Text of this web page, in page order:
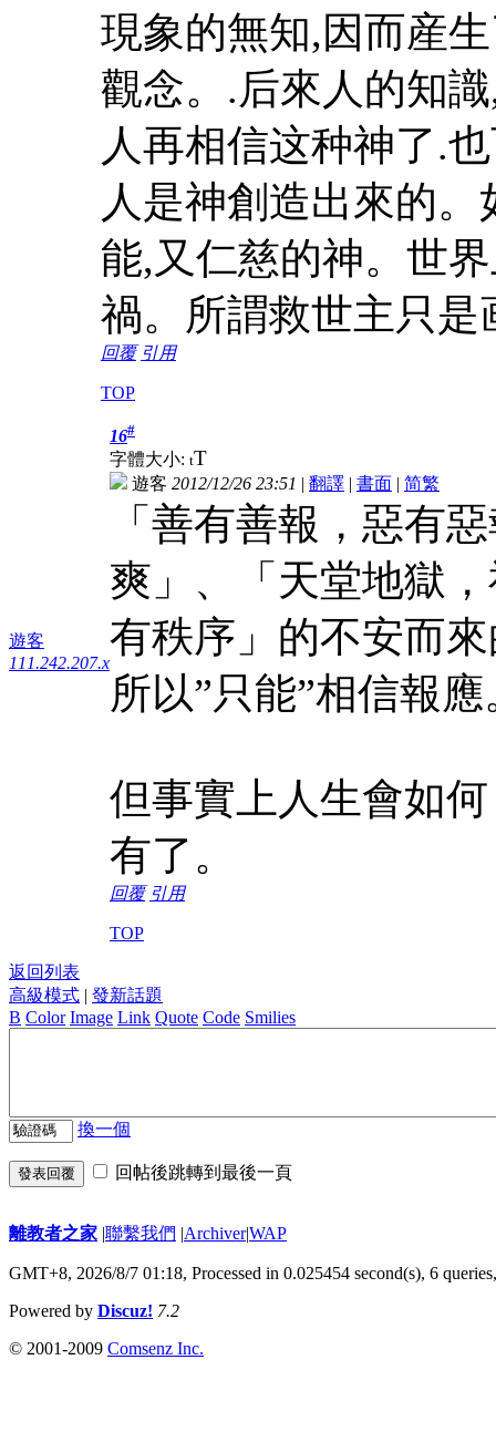
現象的無知,因而産
觀念。.后來人的知
人再相信这种神了.
人是神創造出來的
能,又仁慈的神。世
禍。所謂救世主只
回覆 引用
TOP
遊客
111.242.207.x
16#
字體大小: tT
遊客 2012/12/26 23:51 | 翻譯 | 書面 | 简繁
「善有善報，惡有
爽」、「天堂地獄
有秩序」的不安而
所以”只能”相信報應
但事實上人生會如
有了。
回覆 引用
TOP
返回列表
高級模式 | 發新話題
B Color Image Link Quote Code Smilies
換一個
發表回覆 回帖後跳轉到最後一頁
離教者之家 |聯繫我們 |Archiver|WAP
GMT+8, 2026/8/7 01:18, Processed in 0.025454 second(s), 6
Powered by Discuz! 7.2
© 2001-2009 Comsenz Inc.